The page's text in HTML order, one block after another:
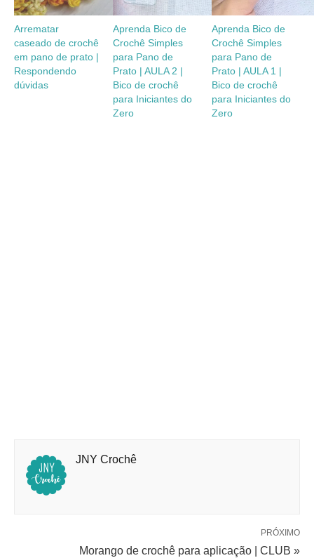
Arrematar
caseado de crochê
em pano de prato |
Respondendo
dúvidas
Aprenda Bico de
Crochê Simples
para Pano de
Prato | AULA 2 |
Bico de crochê
para Iniciantes do
Zero
Aprenda Bico de
Crochê Simples
para Pano de
Prato | AULA 1 |
Bico de crochê
para Iniciantes do
Zero
JNY Crochê
PRÓXIMO
Morango de crochê para aplicação | CLUB »